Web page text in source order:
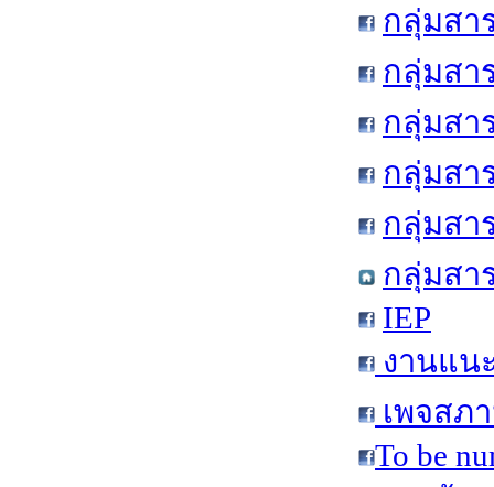
กลุ่มสา
กลุ่มสา
กลุ่มสา
กลุ่มสา
กลุ่มสา
กลุ่มสา
IEP
งานแน
เพจสภ
To be